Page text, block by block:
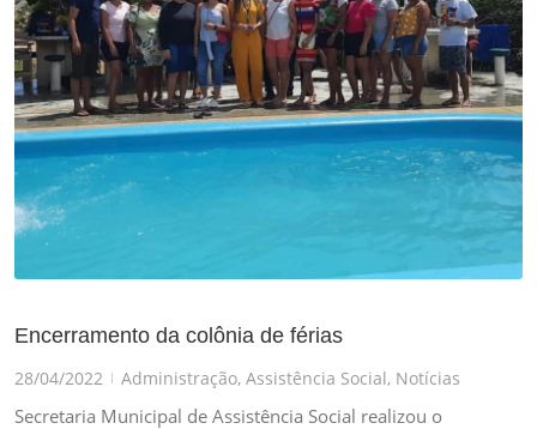
Encerramento da colônia de férias
28/04/2022 | Administração, Assistência Social, Notícias
Secretaria Municipal de Assistência Social realizou o